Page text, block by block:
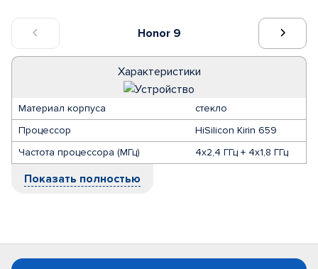
Honor 9
Характеристики
Материал корпуса
стекло
Процессор
HiSilicon Kirin 659
Частота процессора (МГц)
4х2,4 ГГц + 4х1,8 ГГц
Показать полностью